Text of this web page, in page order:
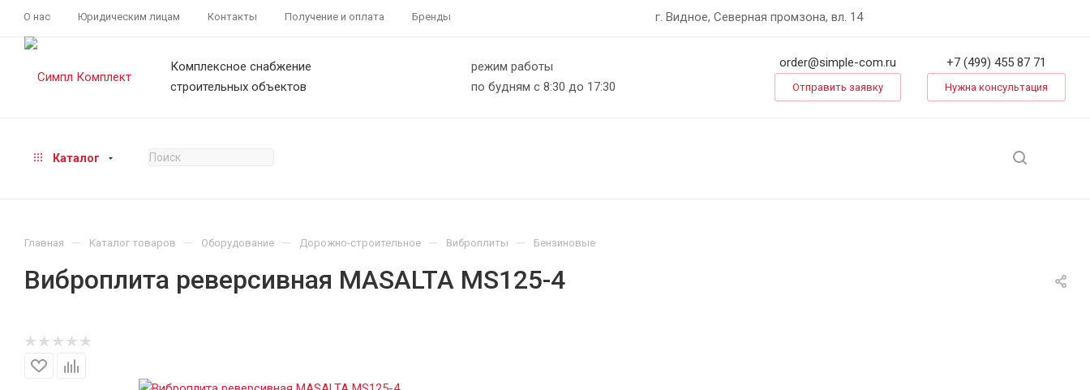
О нас Юридическим лицам Контакты Получение и оплата Бренды г. Видное, Северная промзона, вл. 14
Комплексное снабжение
строительных объектов
режим работы
по будням с 8:30 до 17:30
order@simple-com.ru
Отправить заявку
+7 (499) 455 87 71
Нужна консультация
Каталог
Главная — Каталог товаров — Оборудование — Дорожно-строительное — Виброплиты — Бензиновые
Виброплита реверсивная MASALTA MS125-4